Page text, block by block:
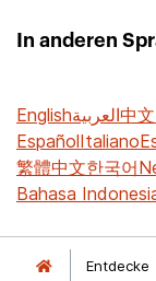
In anderen
Englishالعربية中文
EspañolItaliano
繁體中文한국어
Bahasa
Entdecke